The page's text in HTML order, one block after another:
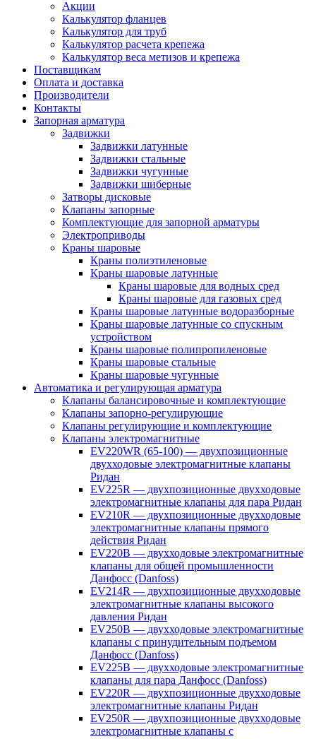
Акции
Калькулятор фланцев
Калькулятор для труб
Калькулятор расчета крепежа
Калькулятор веса метизов и крепежа
Поставщикам
Оплата и доставка
Производители
Контакты
Запорная арматура
Задвижки
Задвижки латунные
Задвижки стальные
Задвижки чугунные
Задвижки шиберные
Затворы дисковые
Клапаны запорные
Комплектующие для запорной арматуры
Электроприводы
Краны шаровые
Краны полиэтиленовые
Краны шаровые латунные
Краны шаровые для водных сред
Краны шаровые для газовых сред
Краны шаровые латунные водоразборные
Краны шаровые латунные со спускным
устройством
Краны шаровые полипропиленовые
Краны шаровые стальные
Краны шаровые чугунные
Автоматика и регулирующая арматура
Клапаны балансировочные и комплектующие
Клапаны запорно-регулирующие
Клапаны регулирующие и комплектующие
Клапаны электромагнитные
EV220WR (65-100) — двухпозиционные
двухходовые электромагнитные клапаны
Ридан
EV225R — двухпозиционные двухходовые
электромагнитные клапаны для пара Ридан
EV210R — двухпозиционные двухходовые
электромагнитные клапаны прямого
действия Ридан
EV220B — двухходовые электромагнитные
клапаны для общей промышленности
Данфосс (Danfoss)
EV214R — двухпозиционные двухходовые
электромагнитные клапаны высокого
давления Ридан
EV250B — двухходовые электромагнитные
клапаны с принудительным подъемом
Данфосс (Danfoss)
EV225B — двухходовые электромагнитные
клапаны для пара Данфосс (Danfoss)
EV220R — двухпозиционные двухходовые
электромагнитные клапаны Ридан
EV250R — двухпозиционные двухходовые
электромагнитные клапаны с